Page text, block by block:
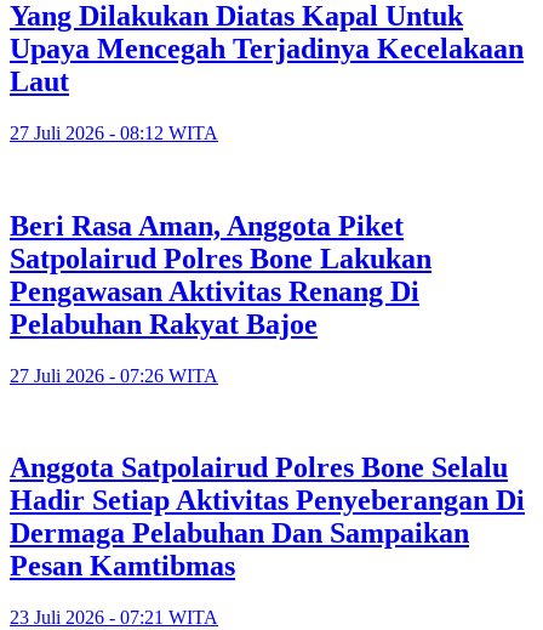
Yang Dilakukan Diatas Kapal Untuk
Upaya Mencegah Terjadinya Kecelakaan
Laut
27 Juli 2026 - 08:12 WITA
Beri Rasa Aman, Anggota Piket
Satpolairud Polres Bone Lakukan
Pengawasan Aktivitas Renang Di
Pelabuhan Rakyat Bajoe
27 Juli 2026 - 07:26 WITA
Anggota Satpolairud Polres Bone Selalu
Hadir Setiap Aktivitas Penyeberangan Di
Dermaga Pelabuhan Dan Sampaikan
Pesan Kamtibmas
23 Juli 2026 - 07:21 WITA